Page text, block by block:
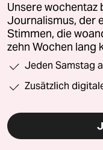
Unsere wochentaz
Journalismus, der
Stimmen, die
zehn Wochen lang
Jeden Samstag
Zusätzlich